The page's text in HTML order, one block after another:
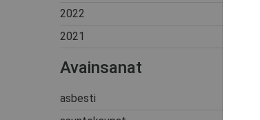
2022
2021
Avainsanat
asbesti